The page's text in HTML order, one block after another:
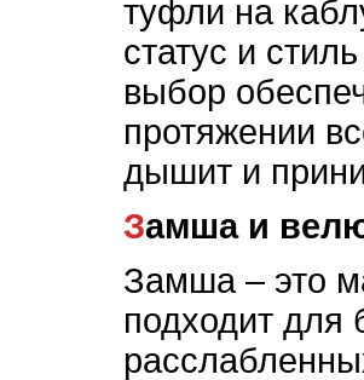
туфли на
статус и
выбор
протяжении
дышит и
Замша и
Замша – это
подходит для